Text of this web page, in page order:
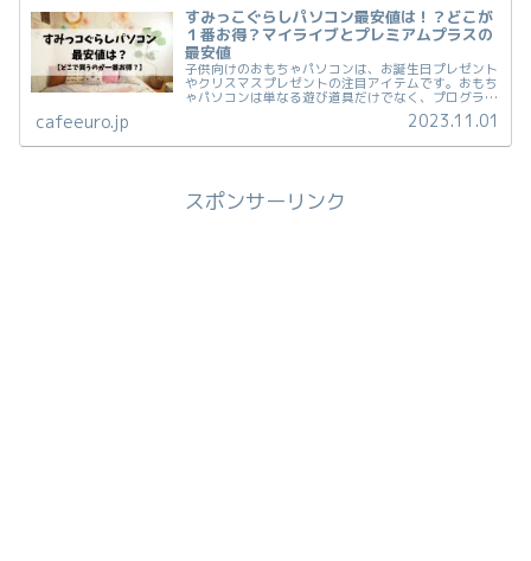
すみっこぐらしパソコン最安値は！？どこが
１番お得？マイライブとプレミアムプラスの
最安値
子供向けのおもちゃパソコンは、お誕生日プレゼント
やクリスマスプレゼントの注目アイテムです。おもち
ゃパソコンは単なる遊び道具だけでなく、プログラミ
ングやタイピングのスキルを学ぶのにも優れていま
す。中でも、「すみっこぐらし」の可愛らしいパソコ
cafeeuro.jp 2023.11.01
スポンサーリンク